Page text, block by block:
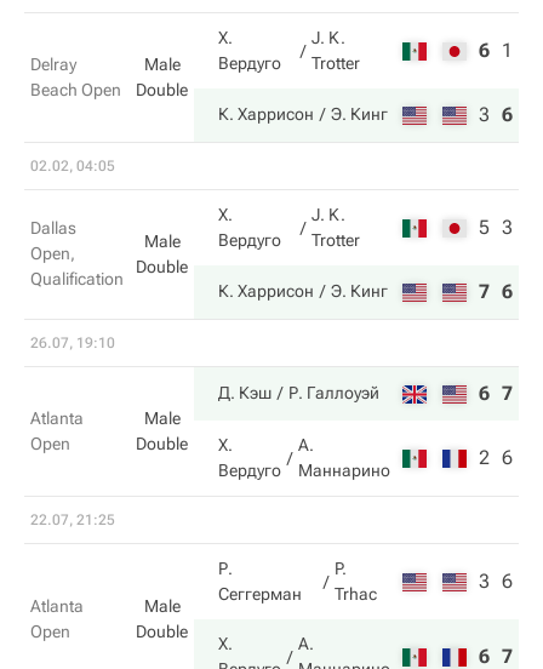
Delray
Beach Open
Male
Double
Х.
Вердуго
J. K.
Trotter
6 1
К. Харрисон Э. Кинг 3 6
02.02, 04:05
Dallas
Open,
Qualification
Male
Double
Х.
Вердуго
J. K.
Trotter
5 3
К. Харрисон Э. Кинг 7 6
26.07, 19:10
Atlanta
Open
Male
Double
Д. Кэш Р. Галлоуэй 6 7
Х.
Вердуго
А.
Маннарино
2 6
22.07, 21:25
Atlanta
Open
Male
Double
Р.
Сеггерман
P.
Trhac
3 6
Х.
А.
6 7